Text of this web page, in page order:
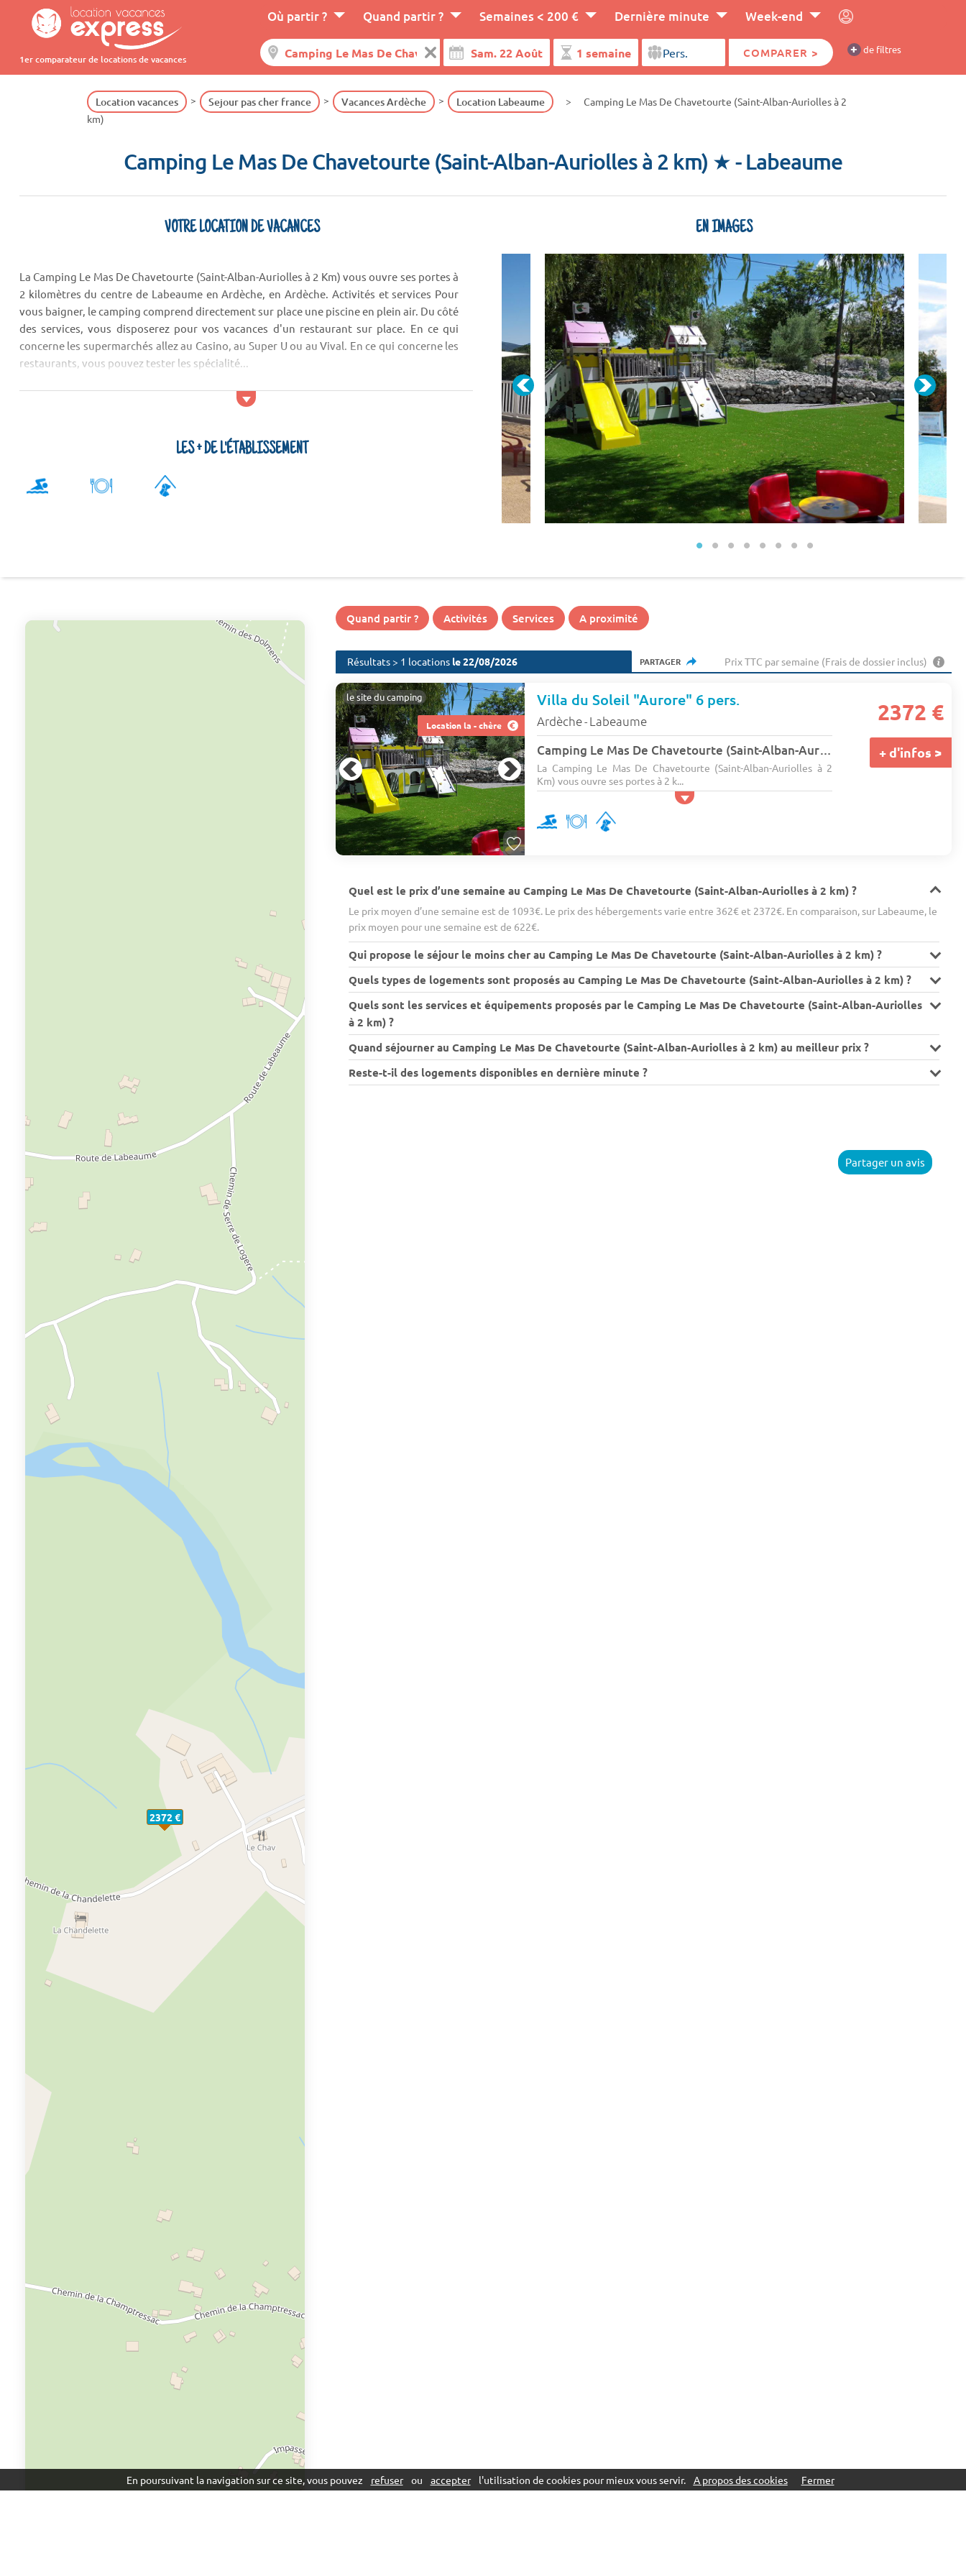
1er comparateur de locations de vacances
Où partir ? Quand partir ? Semaines < 200 € Dernière minute Week-end
COMPARER > + de filtres
Location vacances Sejour pas cher france Vacances Ardèche Location Labeaume
Camping Le Mas De Chavetourte (Saint-Alban-Auriolles à 2
km)
Camping Le Mas De Chavetourte (Saint-Alban-Auriolles à 2 km) ★- Labeaume
VOTRE LOCATION DE VACANCES
La Camping Le Mas De Chavetourte (Saint-Alban-Auriolles à 2 Km) vous ouvre ses portes à
2 kilomètres du centre de Labeaume en Ardèche, en Ardèche. Activités et services Pour
vous baigner, le camping comprend directement sur place une piscine en plein air. Du côté
des services, vous disposerez pour vos vacances d'un restaurant sur place. En ce qui
concerne les supermarchés allez au Casino, au Super U ou au Vival. En ce qui concerne les
restaurants, vous pouvez tester les spécialité...
LES + DE L'ÉTABLISSEMENT
EN IMAGES
2372 €
Quand partir ? Activités Services A proximité
Résultats > 1 locations le 22/08/2026 PARTAGER Prix TTC par semaine (Frais de dossier inclus)
Location la - chère
le site du camping Villa du Soleil "Aurore" 6 pers.
Ardèche- Labeaume
Camping Le Mas De Chavetourte (Saint-Alban-Auriolles à 2 km) ★★★
La Camping Le Mas De Chavetourte (Saint-Alban-Auriolles à 2
Km) vous ouvre ses portes à 2 k...
2372 €
+ d'infos >
Quel est le prix d’une semaine au Camping Le Mas De Chavetourte (Saint-Alban-Auriolles à 2 km) ?
Le prix moyen d’une semaine est de 1093€. Le prix des hébergements varie entre 362€ et 2372€. En comparaison, sur Labeaume, le
prix moyen pour une semaine est de 622€.
Qui propose le séjour le moins cher au Camping Le Mas De Chavetourte (Saint-Alban-Auriolles à 2 km) ?
Quels types de logements sont proposés au Camping Le Mas De Chavetourte (Saint-Alban-Auriolles à 2 km) ?
Quels sont les services et équipements proposés par le Camping Le Mas De Chavetourte (Saint-Alban-Auriolles
à 2 km) ?
Quand séjourner au Camping Le Mas De Chavetourte (Saint-Alban-Auriolles à 2 km) au meilleur prix ?
Reste-t-il des logements disponibles en dernière minute ?
Partager un avis
En poursuivant la navigation sur ce site, vous pouvez refuser ou accepter l'utilisation de cookies pour mieux vous servir. A propos des cookies Fermer